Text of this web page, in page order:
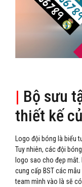
| Bộ sưu
thiết kế
Logo đội bóng là biểu
Tuy nhiên, các đội
logo sao cho đẹp mắt.
cung cấp BST các
team mình vào là sẽ